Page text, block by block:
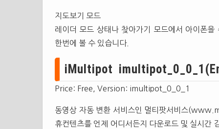
지도보기 모드
레이더 모드 상태나 찾아가기 모드에서 아이폰
한번에 볼 수 있습니다.
iMultipot
Price: Free, Version: imultipot_0_0_1
동영상 자동 변환 서비스인 멀티팟서비스
휴컨텐츠를 언제 어디서든지 다운로드 및 실시간